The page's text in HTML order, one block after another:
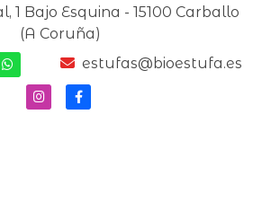
1 Bajo Esquina - 15100 Carballo
(A Coruña)
estufas@bioestufa.es